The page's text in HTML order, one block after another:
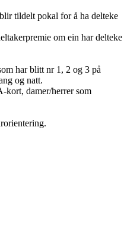
tildelt pokal for å ha delteke
om ein har delteke
har blitt nr 1, 2 og 3 på
og natt.
kort, damer/herrer som